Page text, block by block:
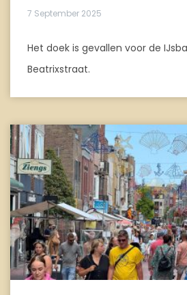
7 September 2025
Het doek is gevallen voor de
Beatrixstraat.